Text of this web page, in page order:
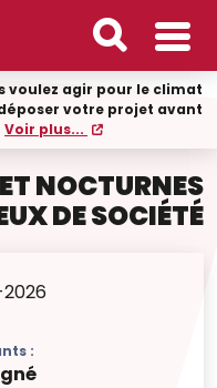
voulez agir pour le climat
votre projet avant
Voir plus...
NOCTURNES
DE SOCIÉTÉ
: